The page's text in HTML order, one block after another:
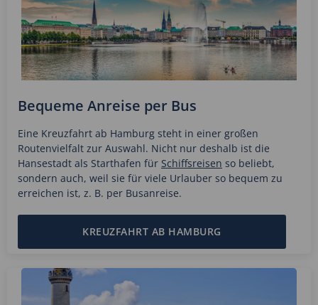
Bequeme Anreise per Bus
Eine Kreuzfahrt ab Hamburg steht in einer großen
Routenvielfalt zur Auswahl. Nicht nur deshalb ist die
Hansestadt als Starthafen für Schiffsreisen so beliebt,
sondern auch, weil sie für viele Urlauber so bequem zu
erreichen ist, z. B. per Busanreise.
KREUZFAHRT AB HAMBURG